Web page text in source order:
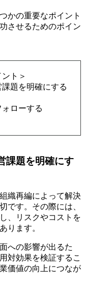
かの重要なポイント
させるためのポイン
ト＞
題を明確にする
ローする
課題を明確にす
織再編によって解決
です。その際には、
、リスクやコストを
ります。
への影響が出るた
対効果を検証するこ
価値の向上につなが